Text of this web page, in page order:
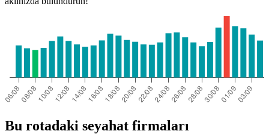
Bu rotadaki seyahat firmaları